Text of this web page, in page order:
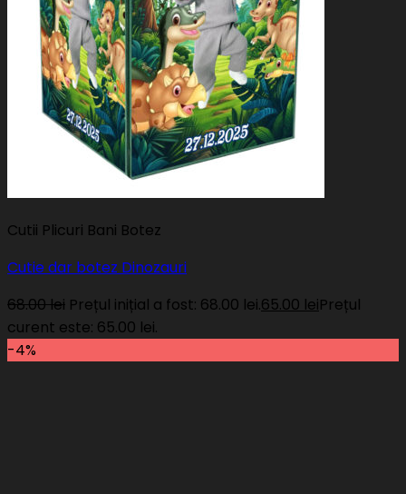
Cutii Plicuri Bani Botez
Cutie dar botez Dinozauri
68.00lei Prețul inițial a fost: 68.00 lei.65.00 leiPrețul
curent este: 65.00 lei.
-4%